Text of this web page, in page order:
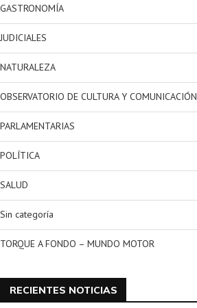
GASTRONOMÍA
JUDICIALES
NATURALEZA
OBSERVATORIO DE CULTURA Y COMUNICACIÓN
PARLAMENTARIAS
POLÍTICA
SALUD
Sin categoría
TORQUE A FONDO – MUNDO MOTOR
RECIENTES NOTICIAS